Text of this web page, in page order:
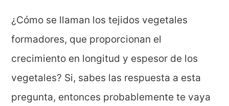
¿Cómo se llaman los tejidos vegetales
formadores, que proporcionan el
crecimiento en longitud y espesor de los
vegetales? Si, sabes las respuesta a esta
pregunta, entonces probablemente te vaya